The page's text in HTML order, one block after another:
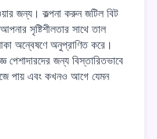
জন্য। কল্পনা করুন জটিল বিট
সৃষ্টিশীলতার সাথে তাল
অন্বেষণে অনুপ্রাণিত করে।
জন্য বিস্তারিতভাবে
পায় এবং কখনও আগে যেমন